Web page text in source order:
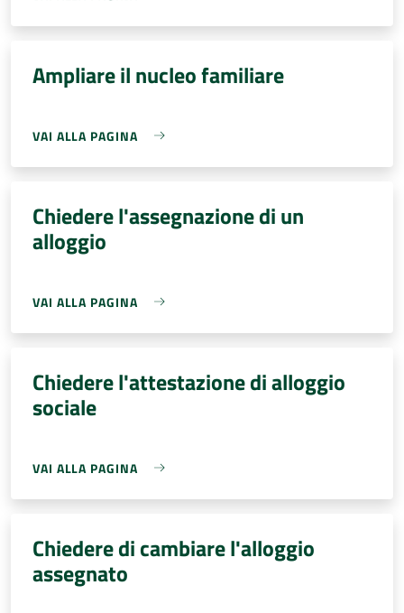
Ampliare il nucleo familiare
VAI ALLA PAGINA
Chiedere l'assegnazione di un
alloggio
VAI ALLA PAGINA
Chiedere l'attestazione di alloggio
sociale
VAI ALLA PAGINA
Chiedere di cambiare l'alloggio
assegnato